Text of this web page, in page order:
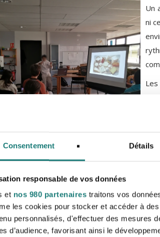
Consentement Détails
responsable de vos données
et nos 980 partenaires traitons vos
les cookies pour stocker et accéder à
personnalisés, d'effectuer des mesures
d’audience, favorisant ainsi le
Un
ni
d’un travail engagé
ont besoin de s’impliquer dans
qui représente un intérêt.